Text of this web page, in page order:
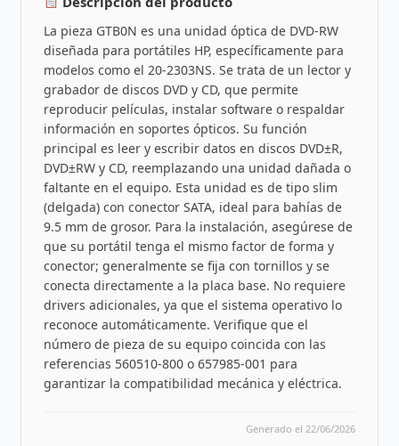
La pieza GTB0N es una unidad óptica de DVD-RW
diseñada para portátiles HP, específicamente para
modelos como el 20-2303NS. Se trata de un lector y
grabador de discos DVD y CD, que permite
reproducir películas, instalar software o respaldar
información en soportes ópticos. Su función
principal es leer y escribir datos en discos DVD±R,
DVD±RW y CD, reemplazando una unidad dañada o
faltante en el equipo. Esta unidad es de tipo slim
(delgada) con conector SATA, ideal para bahías de
9.5 mm de grosor. Para la instalación, asegúrese de
que su portátil tenga el mismo factor de forma y
conector; generalmente se fija con tornillos y se
conecta directamente a la placa base. No requiere
drivers adicionales, ya que el sistema operativo lo
reconoce automáticamente. Verifique que el
número de pieza de su equipo coincida con las
referencias 560510-800 o 657985-001 para
garantizar la compatibilidad mecánica y eléctrica.
Generado el 22/06/2026